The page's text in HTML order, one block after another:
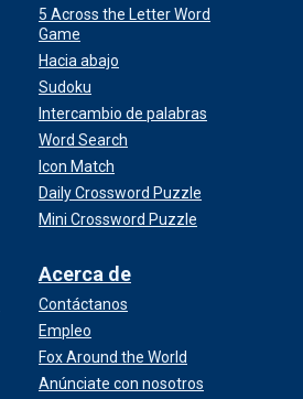
5 Across the Letter Word
Game
Hacia abajo
Sudoku
Intercambio de palabras
Word Search
Icon Match
Daily Crossword Puzzle
Mini Crossword Puzzle
Acerca de
Contáctanos
Empleo
Fox Around the World
Anúnciate con nosotros